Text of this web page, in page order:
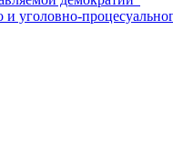
уголовно-